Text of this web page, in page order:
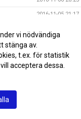
2016-11-05 21:17
2016-11-02 18:30
vi nödvändiga
stänga av.
t.ex. för statistik
acceptera dessa.